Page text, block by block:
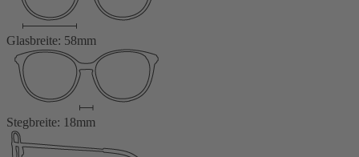
Glasbreite: 58mm
Stegbreite: 18mm